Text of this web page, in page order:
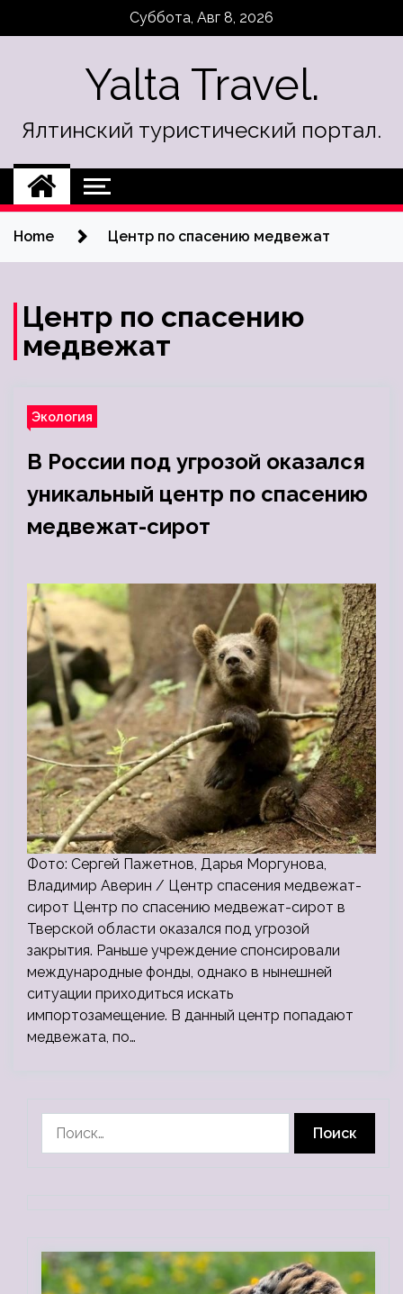
Суббота, Авг 8, 2026
Yalta Travel.
Ялтинский туристический портал.
Home Центр по спасению медвежат
Центр по спасению
медвежат
Экология
В России под угрозой оказался
уникальный центр по спасению
медвежат-сирот
Фото: Сергей Пажетнов, Дарья Моргунова,
Владимир Аверин / Центр спасения медвежат-
сирот Центр по спасению медвежат-сирот в
Тверской области оказался под угрозой
закрытия. Раньше учреждение спонсировали
международные фонды, однако в нынешней
ситуации приходиться искать
импортозамещение. В данный центр попадают
медвежата, по…